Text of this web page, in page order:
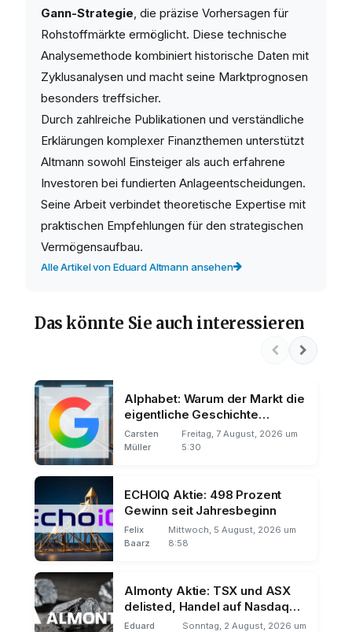
Gann-Strategie , die präzise Vorhersagen für
Rohstoffmärkte ermöglicht. Diese technische
Analysemethode kombiniert historische Daten mit
Zyklusanalysen und macht seine Marktprognosen
besonders treffsicher.
Durch zahlreiche Publikationen und verständliche
Erklärungen komplexer Finanzthemen unterstützt
Altmann sowohl Einsteiger als auch erfahrene
Investoren bei fundierten Anlageentscheidungen.
Seine Arbeit verbindet theoretische Expertise mit
praktischen Empfehlungen für den strategischen
Vermögensaufbau.
Alle Artikel von Eduard Altmann ansehen
Das könnte Sie auch interessieren
Alphabet: Warum der Markt die
eigentliche Geschichte
übersieht
Carsten
Müller
Freitag, 7 August, 2026 um
5:30
ECHOIQ Aktie: 498 Prozent
Gewinn seit Jahresbeginn
Felix
Baarz
Mittwoch, 5 August, 2026 um
8:58
Almonty Aktie: TSX und ASX
delisted, Handel auf Nasdaq
und Frankfurt
Eduard
Sonntag, 2 August, 2026 um